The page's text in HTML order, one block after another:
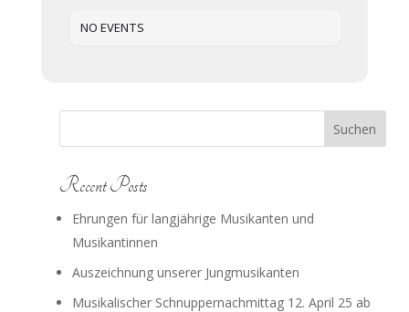
NO EVENTS
Suchen
Recent Posts
Ehrungen für langjährige Musikanten und
Musikantinnen
Auszeichnung unserer Jungmusikanten
Musikalischer Schnuppernachmittag 12. April 25 ab